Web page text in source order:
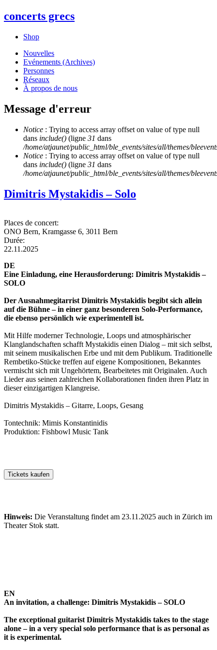
concerts grecs
Shop
Nouvelles
Evénements (Archives)
Personnes
Réseaux
À propos de nous
Message d'erreur
Notice : Trying to access array offset on value of type null
dans include() (ligne 31 dans
/home/atjaunet/public_html/ble_events/sites/all/themes/
Notice : Trying to access array offset on value of type null
dans include() (ligne 31 dans
/home/atjaunet/public_html/ble_events/sites/all/themes/
Dimitris Mystakidis – Solo
Places de concert:
ONO Bern, Kramgasse 6, 3011 Bern
Durée:
22.11.2025
DE
Eine Einladung, eine Herausforderung: Dimitris Mystakidis –
SOLO
Der Ausnahmegitarrist Dimitris Mystakidis begibt sich allein
auf die Bühne – in einer ganz besonderen Solo-Performance,
die ebenso persönlich wie experimentell ist.
Mit Hilfe moderner Technologie, Loops und atmosphärischer
Klanglandschaften schafft Mystakidis einen Dialog – mit sich selbst,
mit seinem musikalischen Erbe und mit dem Publikum. Traditionelle
Rembetiko-Stücke treffen auf eigene Kompositionen, Bekanntes
vermischt sich mit Ungehörtem, Bearbeitetes mit Originalen. Auch
Lieder aus seinen zahlreichen Kollaborationen finden ihren Platz in
dieser einzigartigen Klangreise.
Dimitris Mystakidis – Gitarre, Loops, Gesang
Tontechnik: Mimis Konstantinidis
Produktion: Fishbowl Music Tank
Hinweis: Die Veranstaltung findet am 23.11.2025 auch in Zürich im
Theater Stok statt.
EN
An invitation, a challenge: Dimitris Mystakidis – SOLO
The exceptional guitarist Dimitris Mystakidis takes to the stage
alone – in a very special solo performance that is as personal as
it is experimental.